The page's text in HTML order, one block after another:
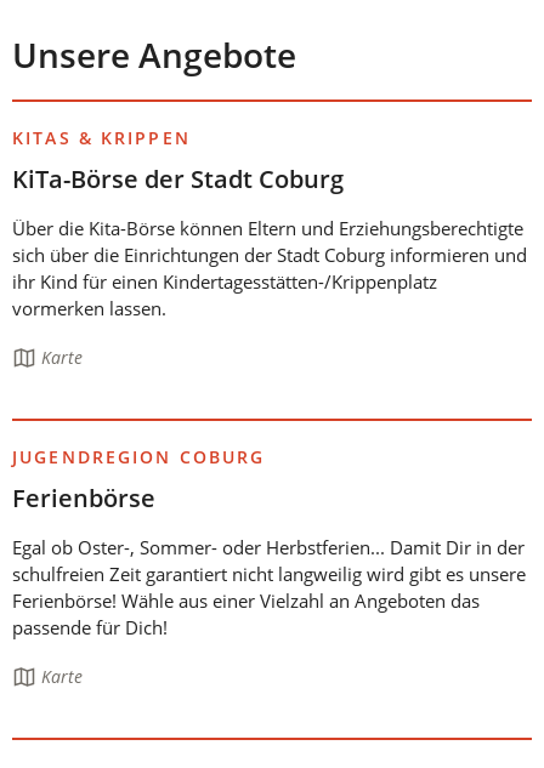
Unsere Angebote
KITAS & KRIPPEN
KiTa-Börse der Stadt Coburg
Über die Kita-Börse können Eltern und Erziehungsberechtigte
sich über die Einrichtungen der Stadt Coburg informieren und
ihr Kind für einen Kindertagesstätten-/Krippenplatz
vormerken lassen.
Die Karte
JUGENDREGION COBURG
Ferienbörse
Egal ob Oster-, Sommer- oder Herbstferien... Damit Dir in der
schulfreien Zeit garantiert nicht langweilig wird gibt es unsere
Ferienbörse! Wähle aus einer Vielzahl an Angeboten das
passende für Dich!
Die Karte